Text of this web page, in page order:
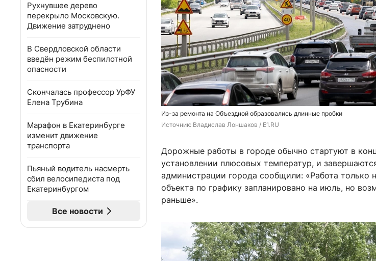
Рухнувшее дерево
перекрыло Московскую.
Движение затруднено
В Свердловской области
введён режим беспилотной
опасности
Скончалась профессор УрФУ
Елена Трубина
Марафон в Екатеринбурге
изменит движение
транспорта
Пьяный водитель насмерть
сбил велосипедиста под
Екатеринбургом
Все новости
Из-за ремонта на Объездной образовались длинные пробки
Источник: Владислав Лоншаков / E1.RU
Дорожные работы в городе обычно стартуют в
установлении плюсовых температур, и
администрации города сообщили: «Работа только
объекта по графику запланировано на июль, но
раньше».